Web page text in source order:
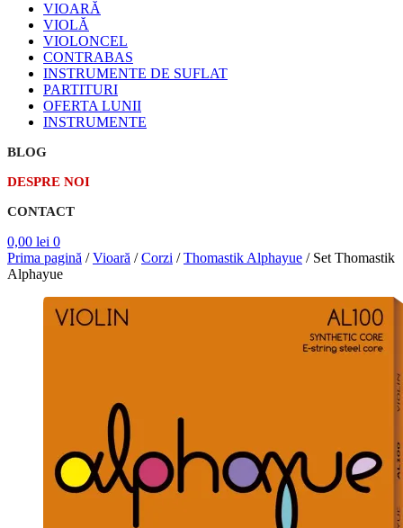
VIOARĂ
VIOLĂ
VIOLONCEL
CONTRABAS
INSTRUMENTE DE SUFLAT
PARTITURI
OFERTA LUNII
INSTRUMENTE
BLOG
DESPRE NOI
CONTACT
0,00 lei 0
Prima pagină /Vioară /Corzi /Thomastik Alphayue / Set Thomastik
Alphayue